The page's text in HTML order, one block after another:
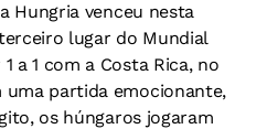
Hungria venceu nesta
lugar do Mundial
a 1 com a Costa Rica, no
partida emocionante,
os húngaros jogaram